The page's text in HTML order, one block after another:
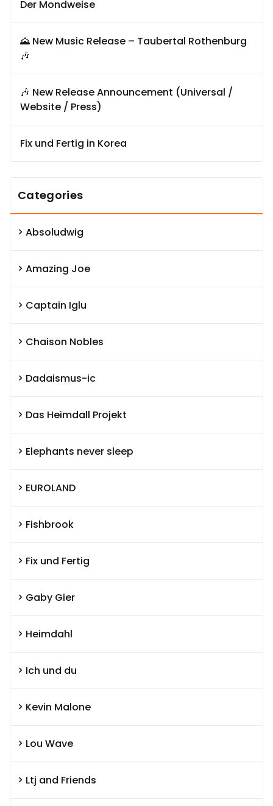
Der Mondweise
🌄 New Music Release – Taubertal Rothenburg
🎶
🎶 New Release Announcement (Universal /
Website / Press)
Fix und Fertig in Korea
Categories
Absoludwig
Amazing Joe
Captain Iglu
Chaison Nobles
Dadaismus-ic
Das Heimdall Projekt
Elephants never sleep
EUROLAND
Fishbrook
Fix und Fertig
Gaby Gier
Heimdahl
Ich und du
Kevin Malone
Lou Wave
Ltj and Friends